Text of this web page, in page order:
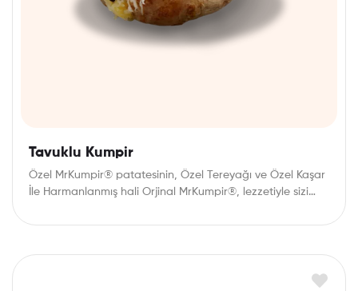
Tavuklu Kumpir
Özel MrKumpir® patatesinin, Özel Tereyağı ve Özel Kaşar
İle Harmanlanmış hali Orjinal MrKumpir®, lezzetiyle sizi…